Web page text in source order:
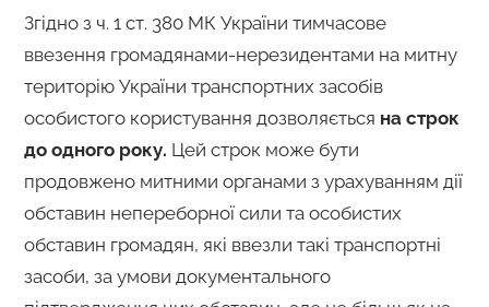
Згідно з ч. 1 ст. 380 МК України тимчасове
ввезення громадянами-нерезидентами на митну
територію України транспортних засобів
особистого користування дозволяється на строк
до одного року. Цей строк може бути
продовжено митними органами з урахуванням дії
обставин непереборної сили та особистих
обставин громадян, які ввезли такі транспортні
засоби, за умови документального